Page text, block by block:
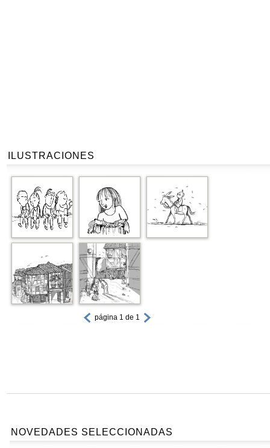
ILUSTRACIONES
página 1 de 1
NOVEDADES SELECCIONADAS